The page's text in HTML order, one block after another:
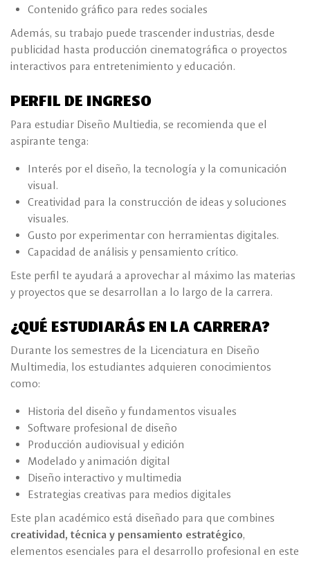
Contenido gráfico para redes sociales
Además, su trabajo puede trascender industrias, desde
publicidad hasta producción cinematográfica o proyectos
interactivos para entretenimiento y educación.
PERFIL DE INGRESO
Para estudiar Diseño Multiedia, se recomienda que el
aspirante tenga:
Interés por el diseño, la tecnología y la comunicación
visual.
Creatividad para la construcción de ideas y soluciones
visuales.
Gusto por experimentar con herramientas digitales.
Capacidad de análisis y pensamiento crítico.
Este perfil te ayudará a aprovechar al máximo las materias
y proyectos que se desarrollan a lo largo de la carrera.
¿QUÉ ESTUDIARÁS EN LA CARRERA?
Durante los semestres de la Licenciatura en Diseño
Multimedia, los estudiantes adquieren conocimientos
como:
Historia del diseño y fundamentos visuales
Software profesional de diseño
Producción audiovisual y edición
Modelado y animación digital
Diseño interactivo y multimedia
Estrategias creativas para medios digitales
Este plan académico está diseñado para que combines
creatividad, técnica y pensamiento estratégico,
elementos esenciales para el desarrollo profesional en este